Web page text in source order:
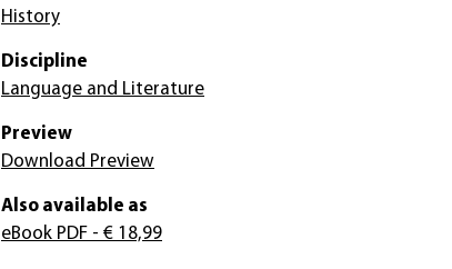
History
Discipline
Language and Literature
Preview
Download Preview
Also available as
eBook PDF - € 18,99